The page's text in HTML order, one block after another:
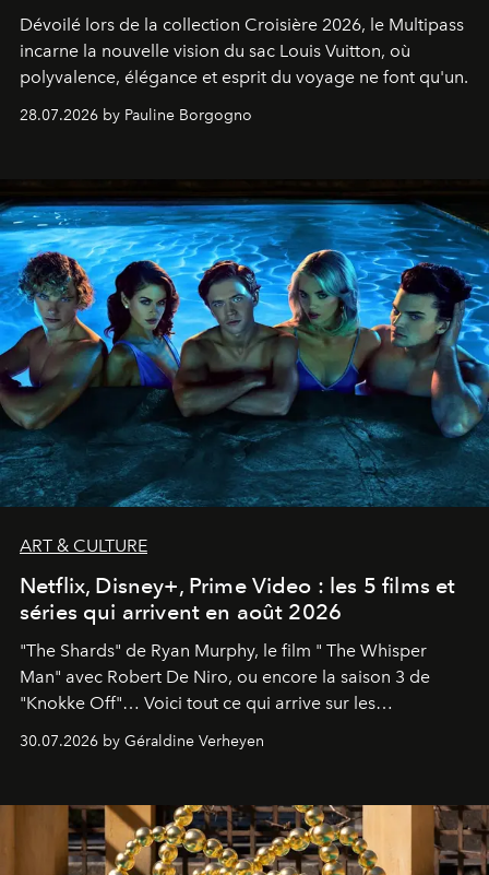
Dévoilé lors de la collection Croisière 2026, le Multipass
incarne la nouvelle vision du sac Louis Vuitton, où
polyvalence, élégance et esprit du voyage ne font qu'un.
28.07.2026 by Pauline Borgogno
ART & CULTURE
Netflix, Disney+, Prime Video : les 5 films et
séries qui arrivent en août 2026
"The Shards" de Ryan Murphy, le film " The Whisper
Man" avec Robert De Niro, ou encore la saison 3 de
"Knokke Off"… Voici tout ce qui arrive sur les
30.07.2026 by Géraldine Verheyen